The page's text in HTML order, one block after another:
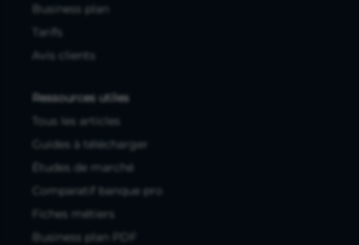
Business plan
Tarifs
Avis clients
Ressources utiles
Tous les articles
Guides à télécharger
Études de marché
Comparatif banque pro
Fiches métiers
Business plan PDF